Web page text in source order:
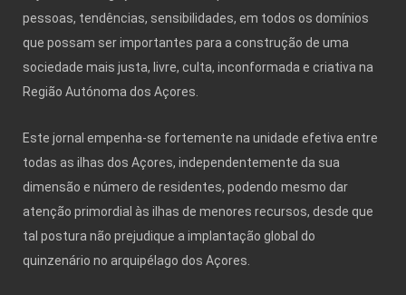
pessoas, tendências, sensibilidades, em todos os domínios
que possam ser importantes para a construção de uma
sociedade mais justa, livre, culta, inconformada e criativa na
Região Autónoma dos Açores.
Este jornal empenha-se fortemente na unidade efetiva entre
todas as ilhas dos Açores, independentemente da sua
dimensão e número de residentes, podendo mesmo dar
atenção primordial às ilhas de menores recursos, desde que
tal postura não prejudique a implantação global do
quinzenário no arquipélago dos Açores.